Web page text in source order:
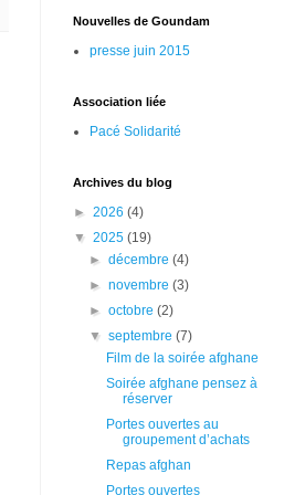
Nouvelles de Goundam
presse juin 2015
Association liée
Pacé Solidarité
Archives du blog
► 2026 (4)
▼ 2025 (19)
►décembre(4)
►novembre(3)
►octobre(2)
▼septembre(7)
Film de la soirée afghane
Soirée afghane pensez à
réserver
Portes ouvertes au
groupement d’achats
Repas afghan
Portes ouvertes